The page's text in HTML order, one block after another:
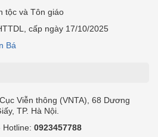
tộc và Tôn giáo
cấp ngày 17/10/2025
Bá
Viễn thông (VNTA), 68 Dương
TP. Hà Nội.
Hotline: 0923457788